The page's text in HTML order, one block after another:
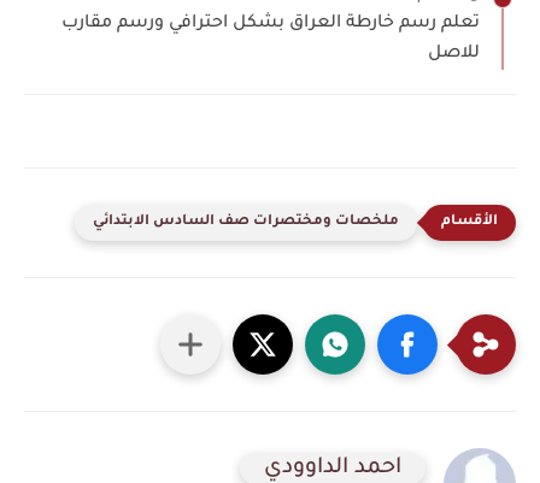
تعلم رسم خارطة العراق بشكل احترافي ورسم مقارب
للاصل
ملخصات ومختصرات صف السادس الابتدائي
احمد الداوودي